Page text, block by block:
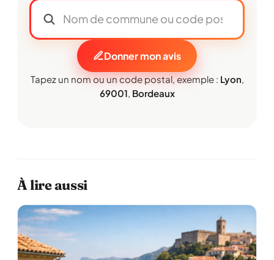
Donner mon avis
Tapez un nom ou un code postal, exemple : Lyon
69001 Bordeaux
À lire aussi